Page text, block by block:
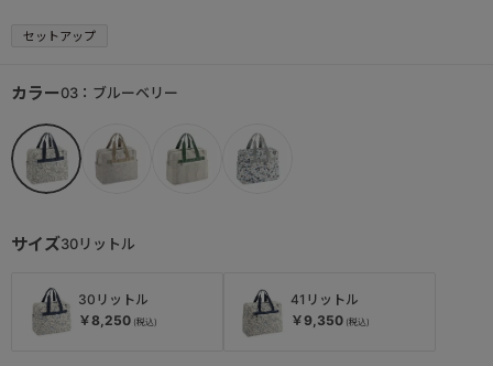
セットアップ
サイズ30リットル
30リットル
￥8,250
41リットル
￥9,350
カラー03：ブルーベリー